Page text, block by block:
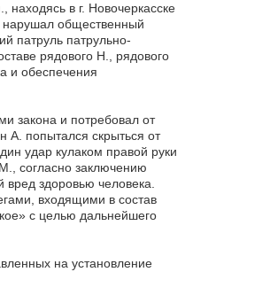
в г. Новочеркасске
нарушал общественный
патруль патрульно-
рядового Н., рядового
и обеспечения
закона и потребовал от
А. попытался скрыться от
удар кулаком правой руки
согласно заключению
вред здоровью человека.
входящими в состав
с целью дальнейшего
на установление